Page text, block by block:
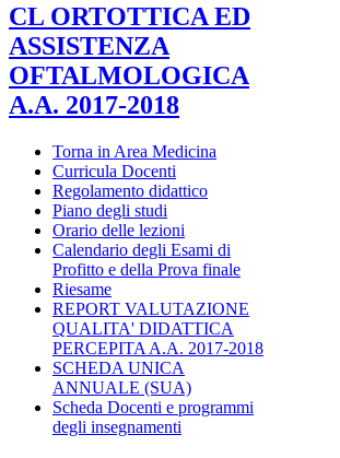
CL ORTOTTICA ED
ASSISTENZA
OFTALMOLOGICA
A.A. 2017-2018
Torna in Area Medicina
Curricula Docenti
Regolamento didattico
Piano degli studi
Orario delle lezioni
Calendario degli Esami di
Profitto e della Prova finale
Riesame
REPORT VALUTAZIONE
QUALITA' DIDATTICA
PERCEPITA A.A. 2017-2018
SCHEDA UNICA
ANNUALE (SUA)
Scheda Docenti e programmi
degli insegnamenti